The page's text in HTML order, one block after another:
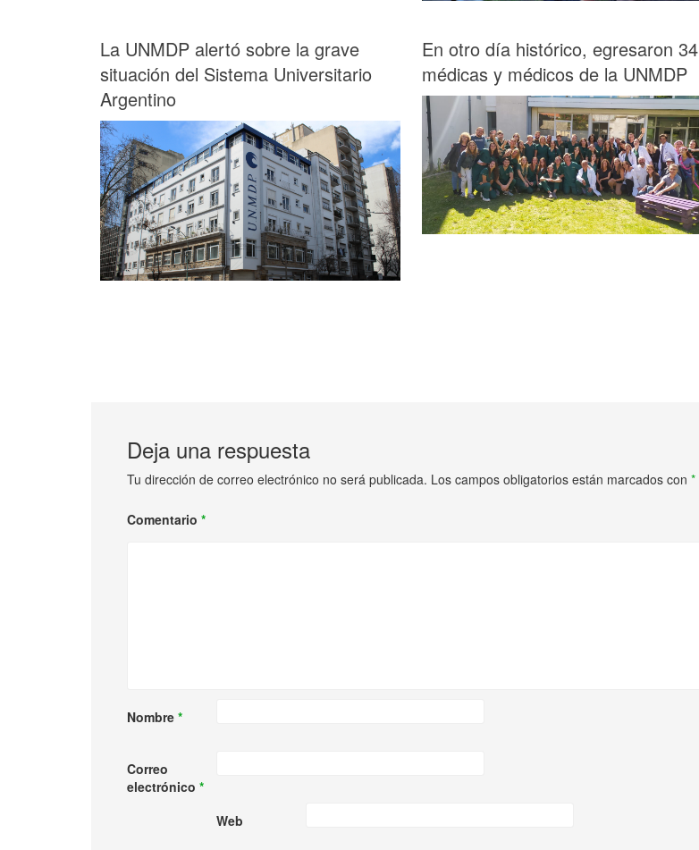
La UNMDP alertó sobre la grave
situación del Sistema Universitario
Argentino
En otro día histórico, egresaron 34
médicas y médicos de la UNMDP
Deja una respuesta
Tu dirección de correo electrónico no será publicada. Los campos obligatorios están marcados con *
Comentario *
Nombre *
Correo
electrónico *
Web